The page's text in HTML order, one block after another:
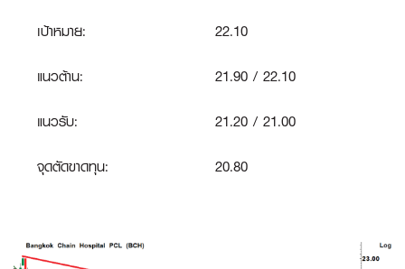
เป้าหมาย:
22.10
แนวต้าน:
21.90 / 22.10
แนวรับ:
21.20 / 21.00
จุดตัดขาดทุน: 20.80